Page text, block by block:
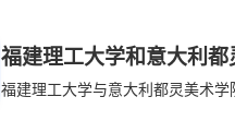
福建理工大学和意大利